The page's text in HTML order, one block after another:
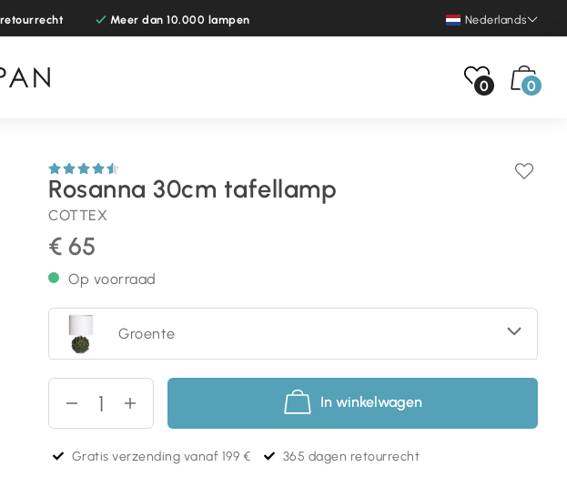
Meer dan 10.000 lampen Nederlands
0 0
Rosanna 30cm tafellamp
COTTEX
€ 65
Op voorraad
Groente
In winkelwagen
Gratis verzending vanaf 199 € 365 dagen retourrecht